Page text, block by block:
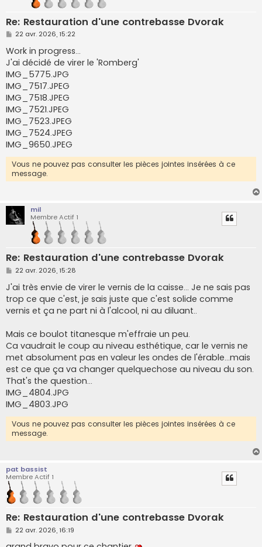
Re: Restauration d'une contrebasse Dvorak
M
s
s
a
g
e
22 avr. 2026, 15:22
Work in progress...
J'ai décidé de virer le 'Romberg'
IMG_5775.JPG
IMG_7517.JPEG
IMG_7518.JPEG
IMG_7521.JPEG
IMG_7523.JPEG
IMG_7524.JPEG
IMG_9650.JPEG
Vous ne pouvez pas consulter les pièces jointes insérées à ce
message.
mil
Membre Actif 1
Re: Restauration d'une contrebasse Dvorak
M
s
s
a
g
e
22 avr. 2026, 15:28
J'ai très envie de virer le vernis de la caisse... Je ne sais pas
trop ce que c'est, je sais juste que c'est solide comme
vernis et ça ne part ni à l'alcool, ni au diluant..
Mais ce boulot titanesque m'effraie un peu.
Ca vaudrait le coup au niveau esthétique, car le vernis ne
met absolument pas en valeur les ondes de l'érable...mais
est ce que ça va changer quelquechose au niveau du son.
That's the question...
IMG_4804.JPG
IMG_4803.JPG
Vous ne pouvez pas consulter les pièces jointes insérées à ce
message.
pat bassist
Membre Actif 1
Re: Restauration d'une contrebasse Dvorak
M
s
22 avr. 2026, 16:19